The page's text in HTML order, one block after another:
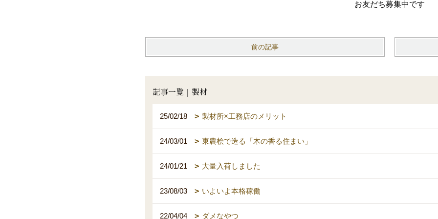
お友だち募集中です
前の記事
記事一覧｜製材
25/02/18 製材所×工務店のメリット
24/03/01 東農桧で造る「木の香る住まい」
24/01/21 大量入荷しました
23/08/03 いよいよ本格稼働
22/04/04 ダメなやつ